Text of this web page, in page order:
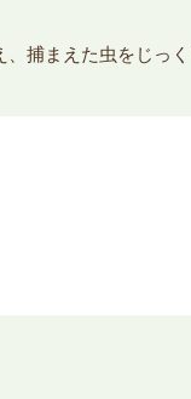
捕まえた虫をじっ